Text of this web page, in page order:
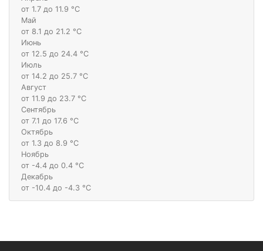
от 1.7 до 11.9 °С
Май
от 8.1 до 21.2 °С
Июнь
от 12.5 до 24.4 °С
Июль
от 14.2 до 25.7 °С
Август
от 11.9 до 23.7 °С
Сентябрь
от 7.1 до 17.6 °С
Октябрь
от 1.3 до 8.9 °С
Ноябрь
от -4.4 до 0.4 °С
Декабрь
от -10.4 до -4.3 °С